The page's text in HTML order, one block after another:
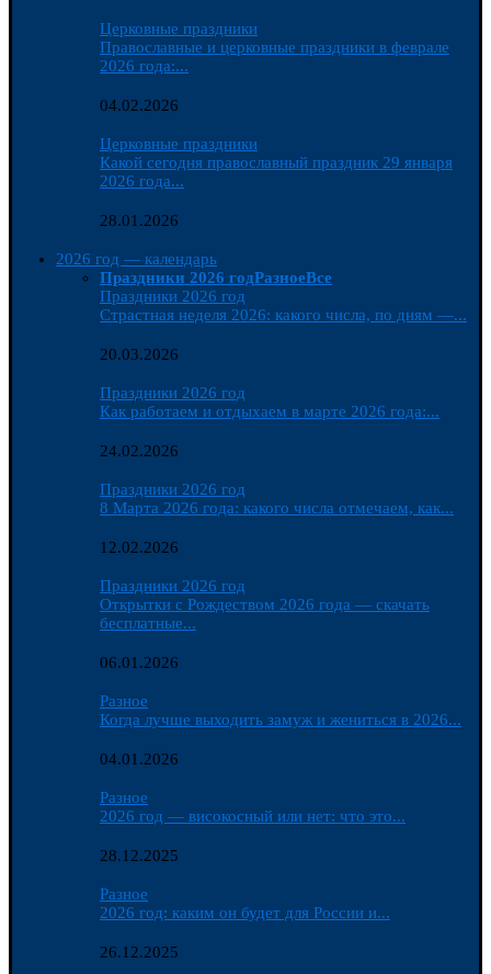
Церковные праздники
Православные и церковные праздники в феврале
2026 года:...
04.02.2026
Церковные праздники
Какой сегодня православный праздник 29 января
2026 года...
28.01.2026
2026 год — календарь
Праздники 2026 годРазноеВсе
Праздники 2026 год
Страстная неделя 2026: какого числа, по дням —...
20.03.2026
Праздники 2026 год
Как работаем и отдыхаем в марте 2026 года:...
24.02.2026
Праздники 2026 год
8 Марта 2026 года: какого числа отмечаем, как...
12.02.2026
Праздники 2026 год
Открытки с Рождеством 2026 года — скачать
бесплатные...
06.01.2026
Разное
Когда лучше выходить замуж и жениться в 2026...
04.01.2026
Разное
2026 год — високосный или нет: что это...
28.12.2025
Разное
2026 год: каким он будет для России и...
26.12.2025